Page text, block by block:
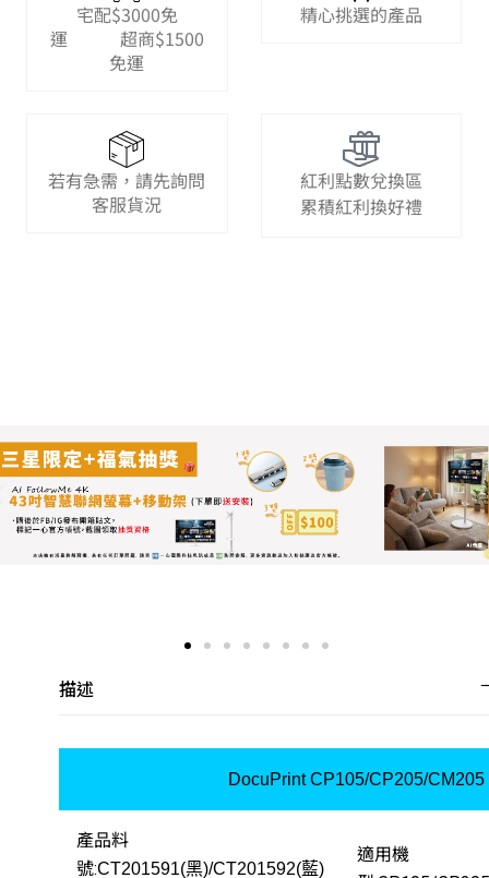
宅配$3000免
運 超商$1500
免運
精心挑選的產品
若有急需，請先詢問
客服貨況
紅利點數兌換區
累積紅利換好禮
描述
DocuPrint CP105/CP205/CM205
產品料
號:CT201591(黑)/CT201592(藍)
適用機